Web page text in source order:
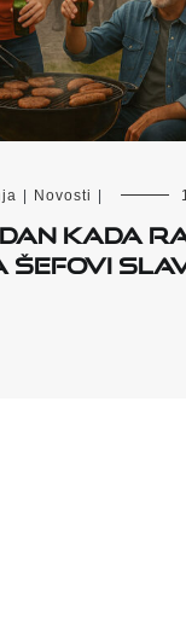
Novosti
kada
šefovi